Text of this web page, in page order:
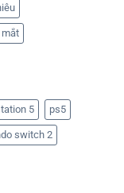
mắt
5 ps5
switch 2